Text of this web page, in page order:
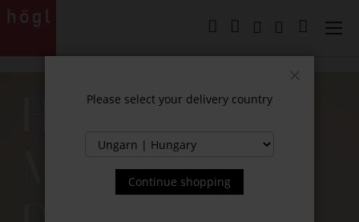
Skip
to
My Cart
Please select your delivery country
Continue shopping